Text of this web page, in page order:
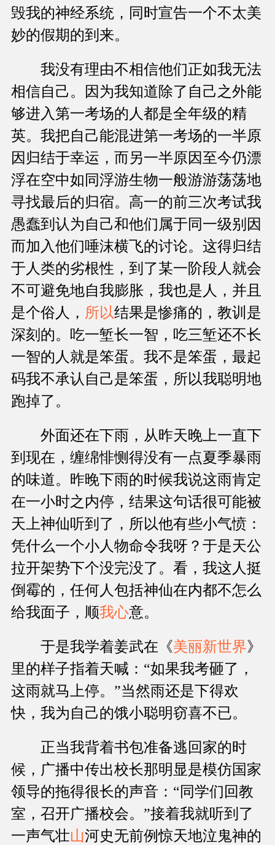
毁我的神经系统，同时宣告一个不太美
妙的假期的到来。
我没有理由不相信他们正如我无法
相信自己。因为我知道除了自己之外能
够进入第一考场的人都是全年级的精
英。我把自己能混进第一考场的一半原
因归结于幸运，而另一半原因至今仍漂
浮在空中如同浮游生物一般游游荡荡地
寻找最后的归宿。高一的前三次考试我
愚蠢到认为自己和他们属于同一级别因
而加入他们唾沫横飞的讨论。这得归结
于人类的劣根性，到了某一阶段人就会
不可避免地自我膨胀，我也是人，并且
是个俗人， 所以结果是惨痛的，教训是
深刻的。吃一堑长一智，吃三堑还不长
一智的人就是笨蛋。我不是笨蛋，最起
码我不承认自己是笨蛋，所以我聪明地
跑掉了。
外面还在下雨，从昨天晚上一直下
到现在，缠绵悱恻得没有一点夏季暴雨
的味道。昨晚下雨的时候我说这雨肯定
在一小时之内停，结果这句话很可能被
天上神仙听到了，所以他有些小气愤：
凭什么一个小人物命令我呀？于是天公
拉开架势下个没完没了。看，我这人挺
倒霉的，任何人包括神仙在内都不怎么
给我面子，顺我心意。
于是我学着姜武在《美丽新世界》
里的样子指着天喊：“如果我考砸了，
这雨就马上停。”当然雨还是下得欢
快，我为自己的饿小聪明窃喜不已。
正当我背着书包准备逃回家的时
候，广播中传出校长那明显是模仿国家
领导的拖得很长的声音：“同学们回教
室，召开广播校会。”接着我就听到了
一声气壮山河史无前例惊天地泣鬼神的